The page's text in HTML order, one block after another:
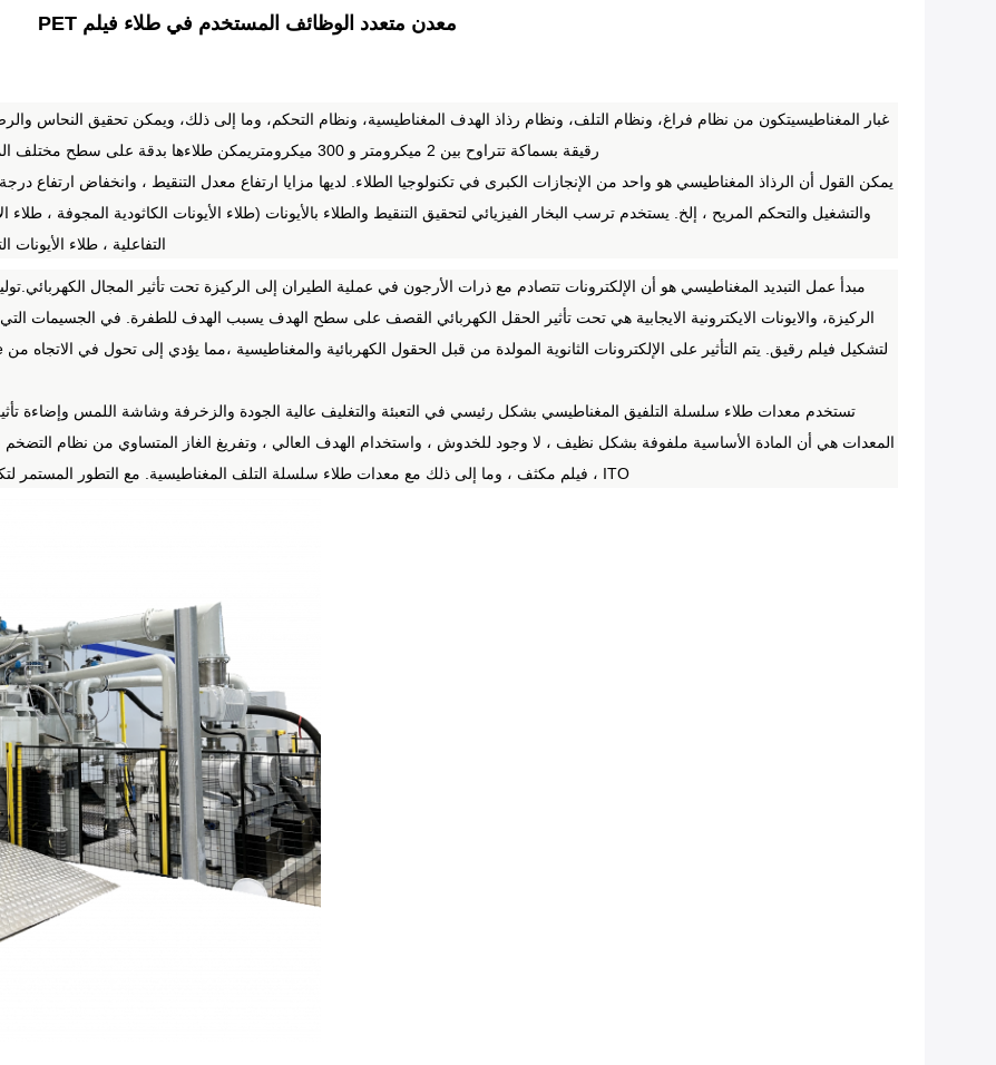
معدن متعدد الوظائف المستخدم في طلاء فيلم PET
غبار المغناطيسيتكون من نظام فراغ، ونظام التلف، ونظام رذاذ الهدف المغناطيسية، ونظام التحكم، وما إلى ذلك، ويمكن تحقيق النحاس
رقيقة بسماكة تتراوح بين 2 ميكرومتر و 300 ميكرومتريمكن طلاءها بدقة على سطح مختلف الملفات مثل الفيلم والقماش والسبونج ورق النحاس والورق ، إلخ.
يمكن القول أن الرذاذ المغناطيسي هو واحد من الإنجازات الكبرى في تكنولوجيا الطلاء.
لديها مزايا ارتفاع معدل التنقيط ، وانخفاض ارتفاع
والتشغيل والتحكم المريح ، إلخ.
يستخدم ترسب البخار الفيزيائي لتحقيق التنقيط والطلاء بالأيونات (طلاء الأيونات الكاثودية المجوفة ، طلاء
التفاعلية ، طلاء الأيونات
مبدأ عمل التبديد المغناطيسي هو أن الإلكترونات تتصادم مع ذرات الأرجون في عملية الطيران إلى الركيزة تحت تأثير المجال
الركيزة، والايونات الايكترونية الايجابية هي تحت تأثير الحقل الكهربائي القصف على سطح الهدف يسبب الهدف للطفرة.
في الجسيمات
تستخدم معدات طلاء سلسلة التلفيق المغناطيسي بشكل رئيسي في التعبئة والتغليف عالية الجودة والزخرفة وشاشة اللمس وإضاءة
المعدات هي أن المادة الأساسية ملفوفة بشكل نظيف ، لا وجود للخدوش ، واستخدام الهدف العالي ، وتفريغ الغاز المتساوي من نظام التضخم
ITO ، فيلم مكثف ، وما إلى ذلك مع معدات طلاء سلسلة التلف المغناطيسية.
مع التطور المستمر